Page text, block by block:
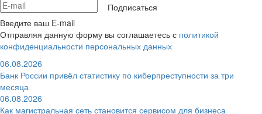
Подписаться
Введите ваш E-mail
Отправляя данную форму вы соглашаетесь с политикой
конфиденциальности персональных данных
06.08.2026
Банк России привёл статистику по киберпреступности за три
месяца
06.08.2026
Как магистральная сеть становится сервисом для бизнеса